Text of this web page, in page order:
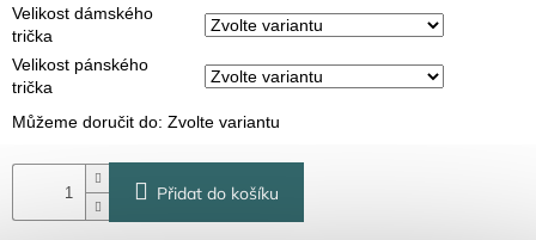
Velikost dámského
trička
Velikost pánského
trička
Můžeme doručit do: Zvolte variantu
Přidat do košíku